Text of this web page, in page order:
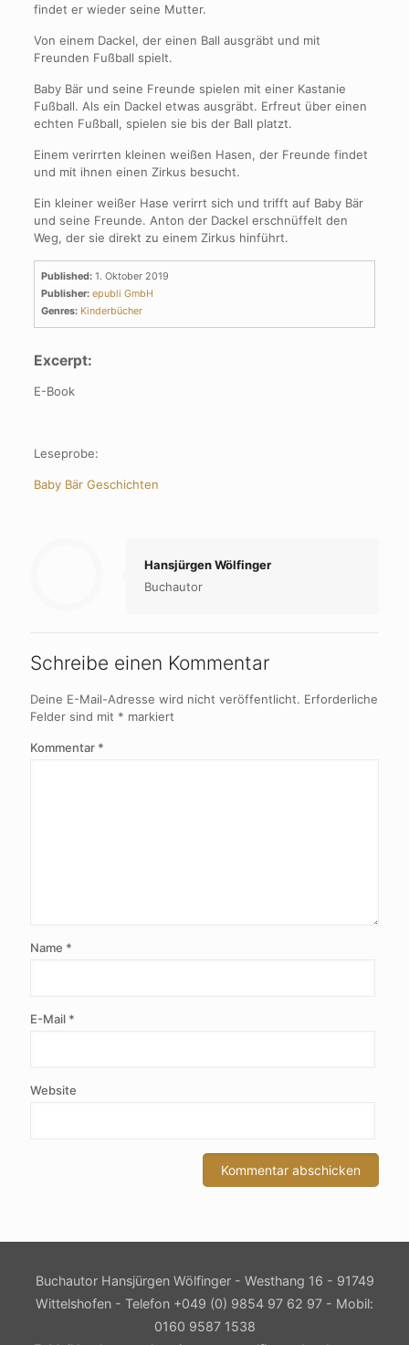
findet er wieder seine Mutter.
Von einem Dackel, der einen Ball ausgräbt und mit
Freunden Fußball spielt.
Baby Bär und seine Freunde spielen mit einer Kastanie
Fußball. Als ein Dackel etwas ausgräbt. Erfreut über einen
echten Fußball, spielen sie bis der Ball platzt.
Einem verirrten kleinen weißen Hasen, der Freunde findet
und mit ihnen einen Zirkus besucht.
Ein kleiner weißer Hase verirrt sich und trifft auf Baby Bär
und seine Freunde. Anton der Dackel erschnüffelt den
Weg, der sie direkt zu einem Zirkus hinführt.
Published: 1. Oktober 2019
Publisher: epubli GmbH
Genres: Kinderbücher
Excerpt:
E-Book
Leseprobe:
Baby Bär Geschichten
Hansjürgen Wölfinger
Buchautor
Schreibe einen Kommentar
Deine E-Mail-Adresse wird nicht veröffentlicht. Erforderliche
Felder sind mit * markiert
Kommentar *
Name *
E-Mail *
Website
Buchautor Hansjürgen Wölfinger - Westhang 16 - 91749
Wittelshofen - Telefon +049 (0) 9854 97 62 97 - Mobil:
0160 9587 1538